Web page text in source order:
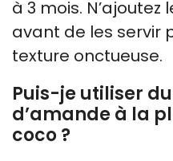
à 3 mois.
avant de les servir
texture onctueuse.
Puis-je utiliser
d’amande à la
coco ?